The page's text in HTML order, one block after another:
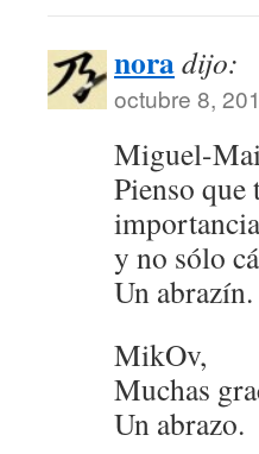
noradijo:
octubre 8,
Miguel-
Pienso que
y no sólo
Un abrazín.
MikOv,
Muchas
Un abrazo.